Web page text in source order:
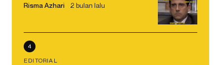
Risma Azhari 2 bulan lalu
4
EDITORIAL